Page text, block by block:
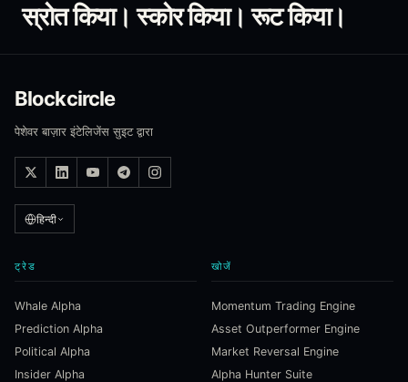
स्रोत किया। स्कोर किया। रूट किया।
Blockcircle
पेशेवर बाज़ार इंटेलिजेंस सुइट द्वारा
हिन्दी
ट्रेड
Whale Alpha
Prediction Alpha
Political Alpha
Insider Alpha
खोजें
Momentum Trading Engine
Asset Outperformer Engine
Market Reversal Engine
Alpha Hunter Suite